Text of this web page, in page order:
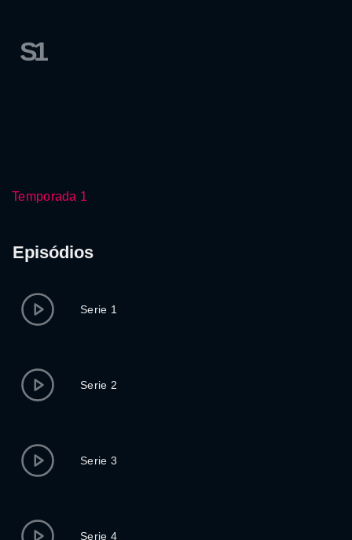
S1
Temporada 1
Episódios
Serie 1
Serie 2
Serie 3
Serie 4